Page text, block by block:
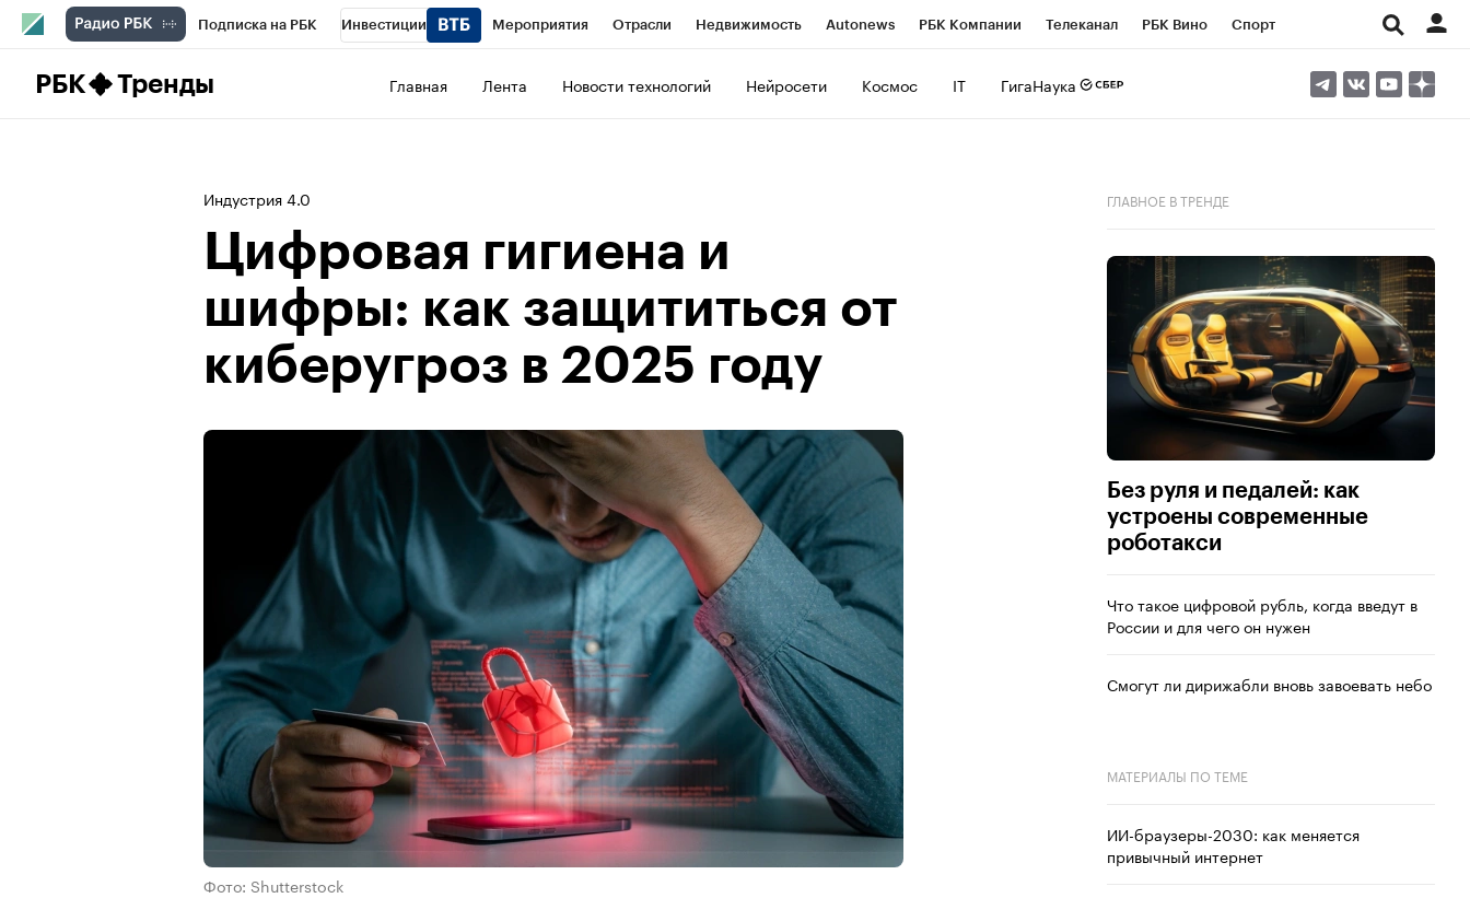
Подписка на РБК Инвестиции Мероприятия Отрасли Недвижимость Autonews РБК Компании Телеканал РБК Вино Спорт
РБК Тренды Главная Лента Новости технологий Нейросети Космос IT ГигаНаука
Индустрия 4.0
Цифровая гигиена и
шифры: как защититься от
киберугроз в 2025 году
Фото: Shutterstock
ГЛАВНОЕ В ТРЕНДЕ
Без руля и педалей: как
устроены современные
роботакси
Что такое цифровой рубль, когда введут в
России и для чего он нужен
Смогут ли дирижабли вновь завоевать небо
МАТЕРИАЛЫ ПО ТЕМЕ
ИИ-браузеры-2030: как меняется
привычный интернет